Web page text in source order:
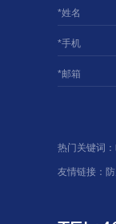
*姓名
*手机
*邮箱
热门关键词：
友情链接：